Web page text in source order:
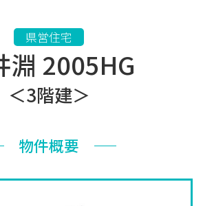
ステムについて
務所
現在お住まい
県営住宅
淵 2005HG
＜3階建＞
物件概要